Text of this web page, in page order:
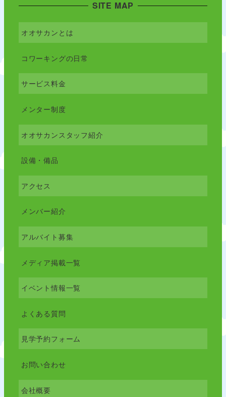
SITE MAP
オオサカンとは
コワーキングの日常
サービス料金
メンター制度
オオサカンスタッフ紹介
設備・備品
アクセス
メンバー紹介
アルバイト募集
メディア掲載一覧
イベント情報一覧
よくある質問
見学予約フォーム
お問い合わせ
会社概要